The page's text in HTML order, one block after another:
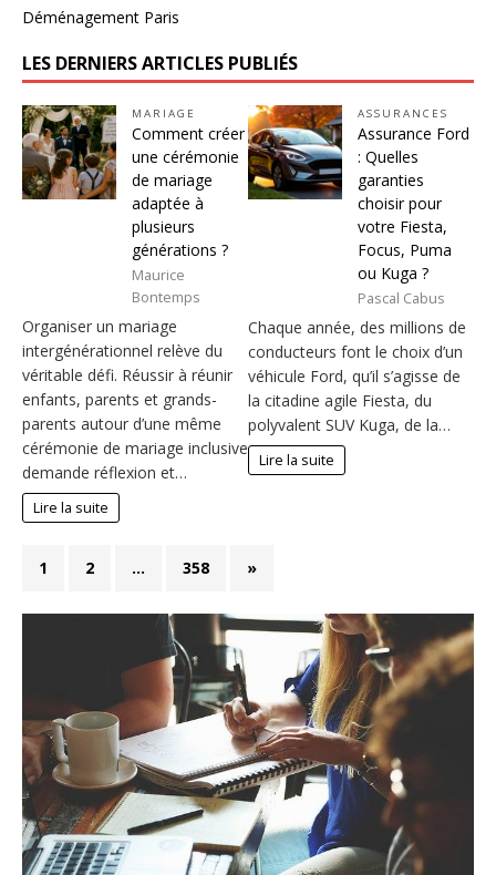
Déménagement Paris
LES DERNIERS ARTICLES PUBLIÉS
MARIAGE
Comment créer
une cérémonie
de mariage
adaptée à
plusieurs
générations ?
Maurice
Bontemps
Organiser un mariage
intergénérationnel relève du
véritable défi. Réussir à réunir
enfants, parents et grands-
parents autour d’une même
cérémonie de mariage inclusive
demande réflexion et…
Lire la suite
ASSURANCES
Assurance Ford
: Quelles
garanties
choisir pour
votre Fiesta,
Focus, Puma
ou Kuga ?
Pascal Cabus
Chaque année, des millions de
conducteurs font le choix d’un
véhicule Ford, qu’il s’agisse de
la citadine agile Fiesta, du
polyvalent SUV Kuga, de la…
Lire la suite
1 2 … 358 »